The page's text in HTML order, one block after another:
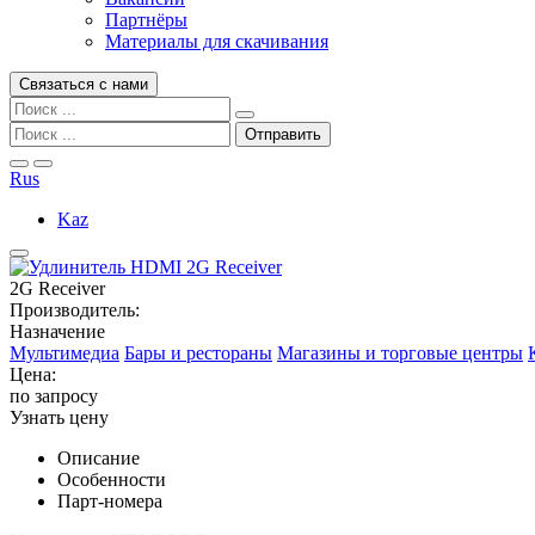
Партнёры
Материалы для скачивания
Связаться с нами
Rus
Kaz
2G Receiver
Производитель:
Назначение
Мультимедиа Бары и рестораны Магазины и торговые центры
Цена:
по запросу
Узнать цену
Описание
Особенности
Парт-номера